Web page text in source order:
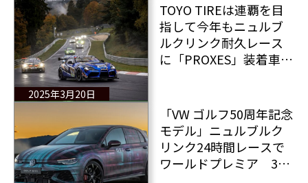
2025年3月20日
TOYO TIREは連覇を目
指して今年もニュルブ
ルクリンク耐久レース
に「PROXES」装着車両
「VW ゴルフ50周年記念
モデル」ニュルブルク
リンク24時間レースで
ワールドプレミア 348